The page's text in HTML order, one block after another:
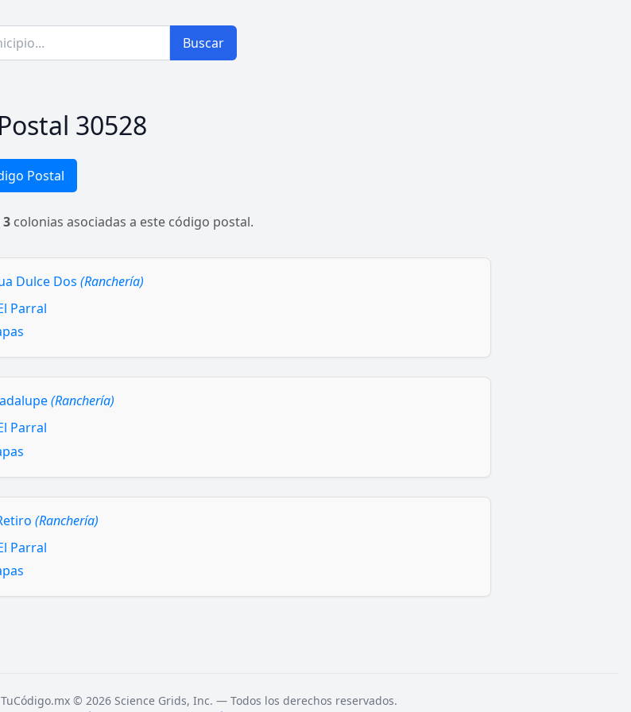
Buscar
30528
Postal
3 colonias asociadas a este código postal.
Dulce Dos (Ranchería)
Parral
(Ranchería)
Parral
(Ranchería)
Parral
TuCódigo.mx © 2026 Science Grids, Inc. — Todos los derechos reservados.